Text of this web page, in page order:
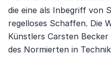
die eine als Inbegriff von
regelloses Schaffen. Die
Künstlers Carsten
des Normierten in